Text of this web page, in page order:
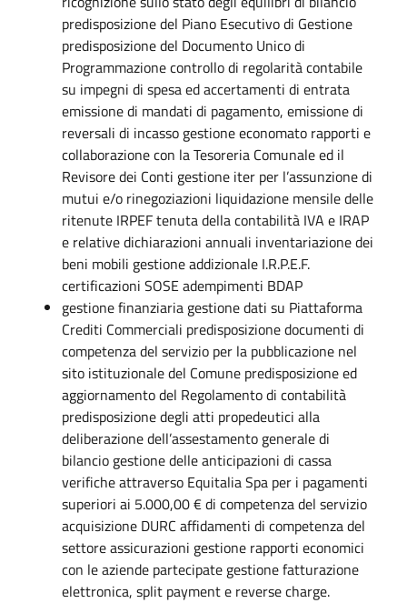
predisposizione del Piano Esecutivo di Gestione
predisposizione del Documento Unico di
Programmazione controllo di regolarità contabile
su impegni di spesa ed accertamenti di entrata
emissione di mandati di pagamento, emissione di
reversali di incasso gestione economato rapporti e
collaborazione con la Tesoreria Comunale ed il
Revisore dei Conti gestione iter per l’assunzione di
mutui e/o rinegoziazioni liquidazione mensile delle
ritenute IRPEF tenuta della contabilità IVA e IRAP
e relative dichiarazioni annuali inventariazione dei
beni mobili gestione addizionale I.R.P.E.F.
certificazioni SOSE adempimenti BDAP
gestione finanziaria gestione dati su Piattaforma
Crediti Commerciali predisposizione documenti di
competenza del servizio per la pubblicazione nel
sito istituzionale del Comune predisposizione ed
aggiornamento del Regolamento di contabilità
predisposizione degli atti propedeutici alla
deliberazione dell’assestamento generale di
bilancio gestione delle anticipazioni di cassa
verifiche attraverso Equitalia Spa per i pagamenti
superiori ai 5.000,00 € di competenza del servizio
acquisizione DURC affidamenti di competenza del
settore assicurazioni gestione rapporti economici
con le aziende partecipate gestione fatturazione
elettronica, split payment e reverse charge.